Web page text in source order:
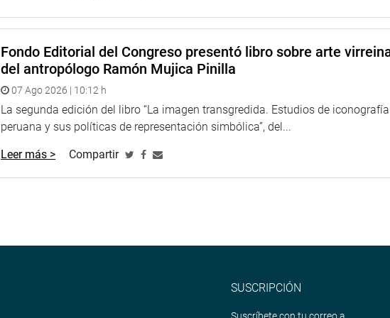
Fondo Editorial del Congreso presentó libro sobre arte
del antropólogo Ramón Mujica Pinilla
07 Ago 2026 | 10:12 h
La segunda edición del libro “La imagen transgredida. Estudios de iconografía
peruana y sus políticas de representación simbólica”, del...
Leer más > Compartir
SUSCRIPCIÓN
Suscríbete con tu correo a